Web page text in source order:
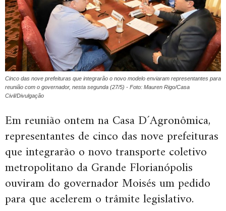
Cinco das nove prefeituras que integrarão o novo modelo enviaram representantes para
reunião com o governador, nesta segunda (27/5) - Foto: Mauren Rigo/Casa
Civil/Divulgação
Em reunião ontem na Casa D´Agronômica,
representantes de cinco das nove prefeituras
que integrarão o novo transporte coletivo
metropolitano da Grande Florianópolis
ouviram do governador Moisés um pedido
para que acelerem o trâmite legislativo.